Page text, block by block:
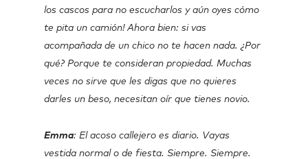
los cascos para no escucharlos y aún oyes cómo
te pita un camión! Ahora bien: si vas
acompañada de un chico no te hacen nada. ¿Por
qué? Porque te consideran propiedad. Muchas
veces no sirve que les digas que no quieres
darles un beso, necesitan oír que tienes novio.
Emma: El acoso callejero es diario. Vayas
vestida normal o de fiesta. Siempre. Siempre.